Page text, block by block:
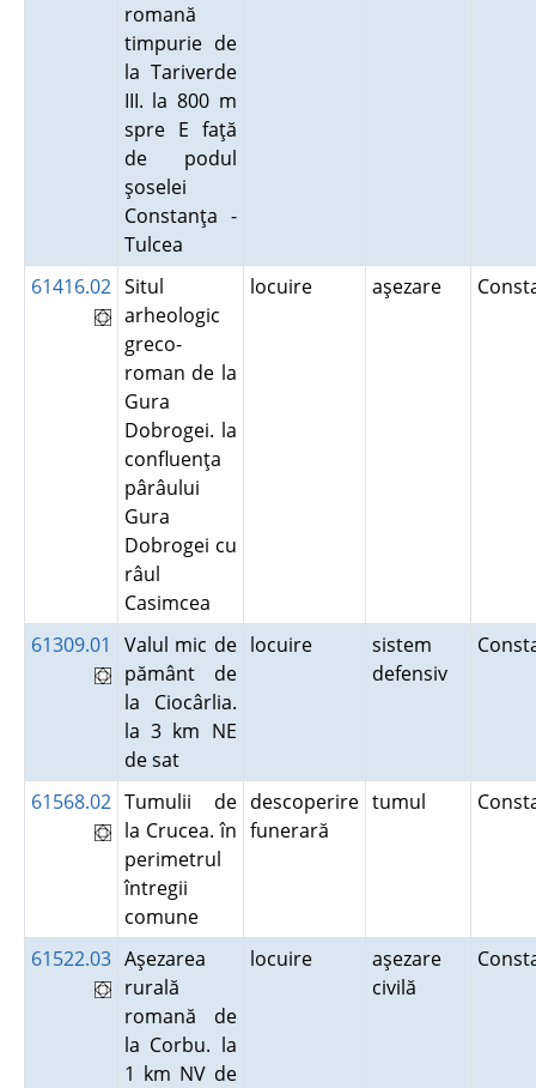
romană
timpurie de
la Tariverde
III. la 800 m
spre E faţă
de podul
şoselei
Constanţa -
Tulcea
61416.02 Situl
arheologic
greco-
roman de la
Gura
Dobrogei. la
confluenţa
pârâului
Gura
Dobrogei cu
râul
Casimcea
locuire aşezare
61309.01
Valul mic de
pământ de
la Ciocârlia.
la 3 km NE
de sat
locuire
sistem
defensiv
61568.02 Tumulii de
la Crucea. în
perimetrul
întregii
comune
descoperire
funerară
tumul
61522.03 Aşezarea
rurală
romană de
la Corbu. la
1 km NV de
locuire
aşezare
civilă